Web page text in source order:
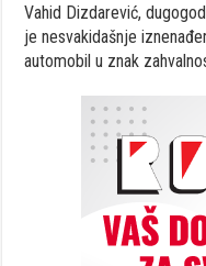
Vahid Dizdarević,
je nesvakidašnje
automobil u znak